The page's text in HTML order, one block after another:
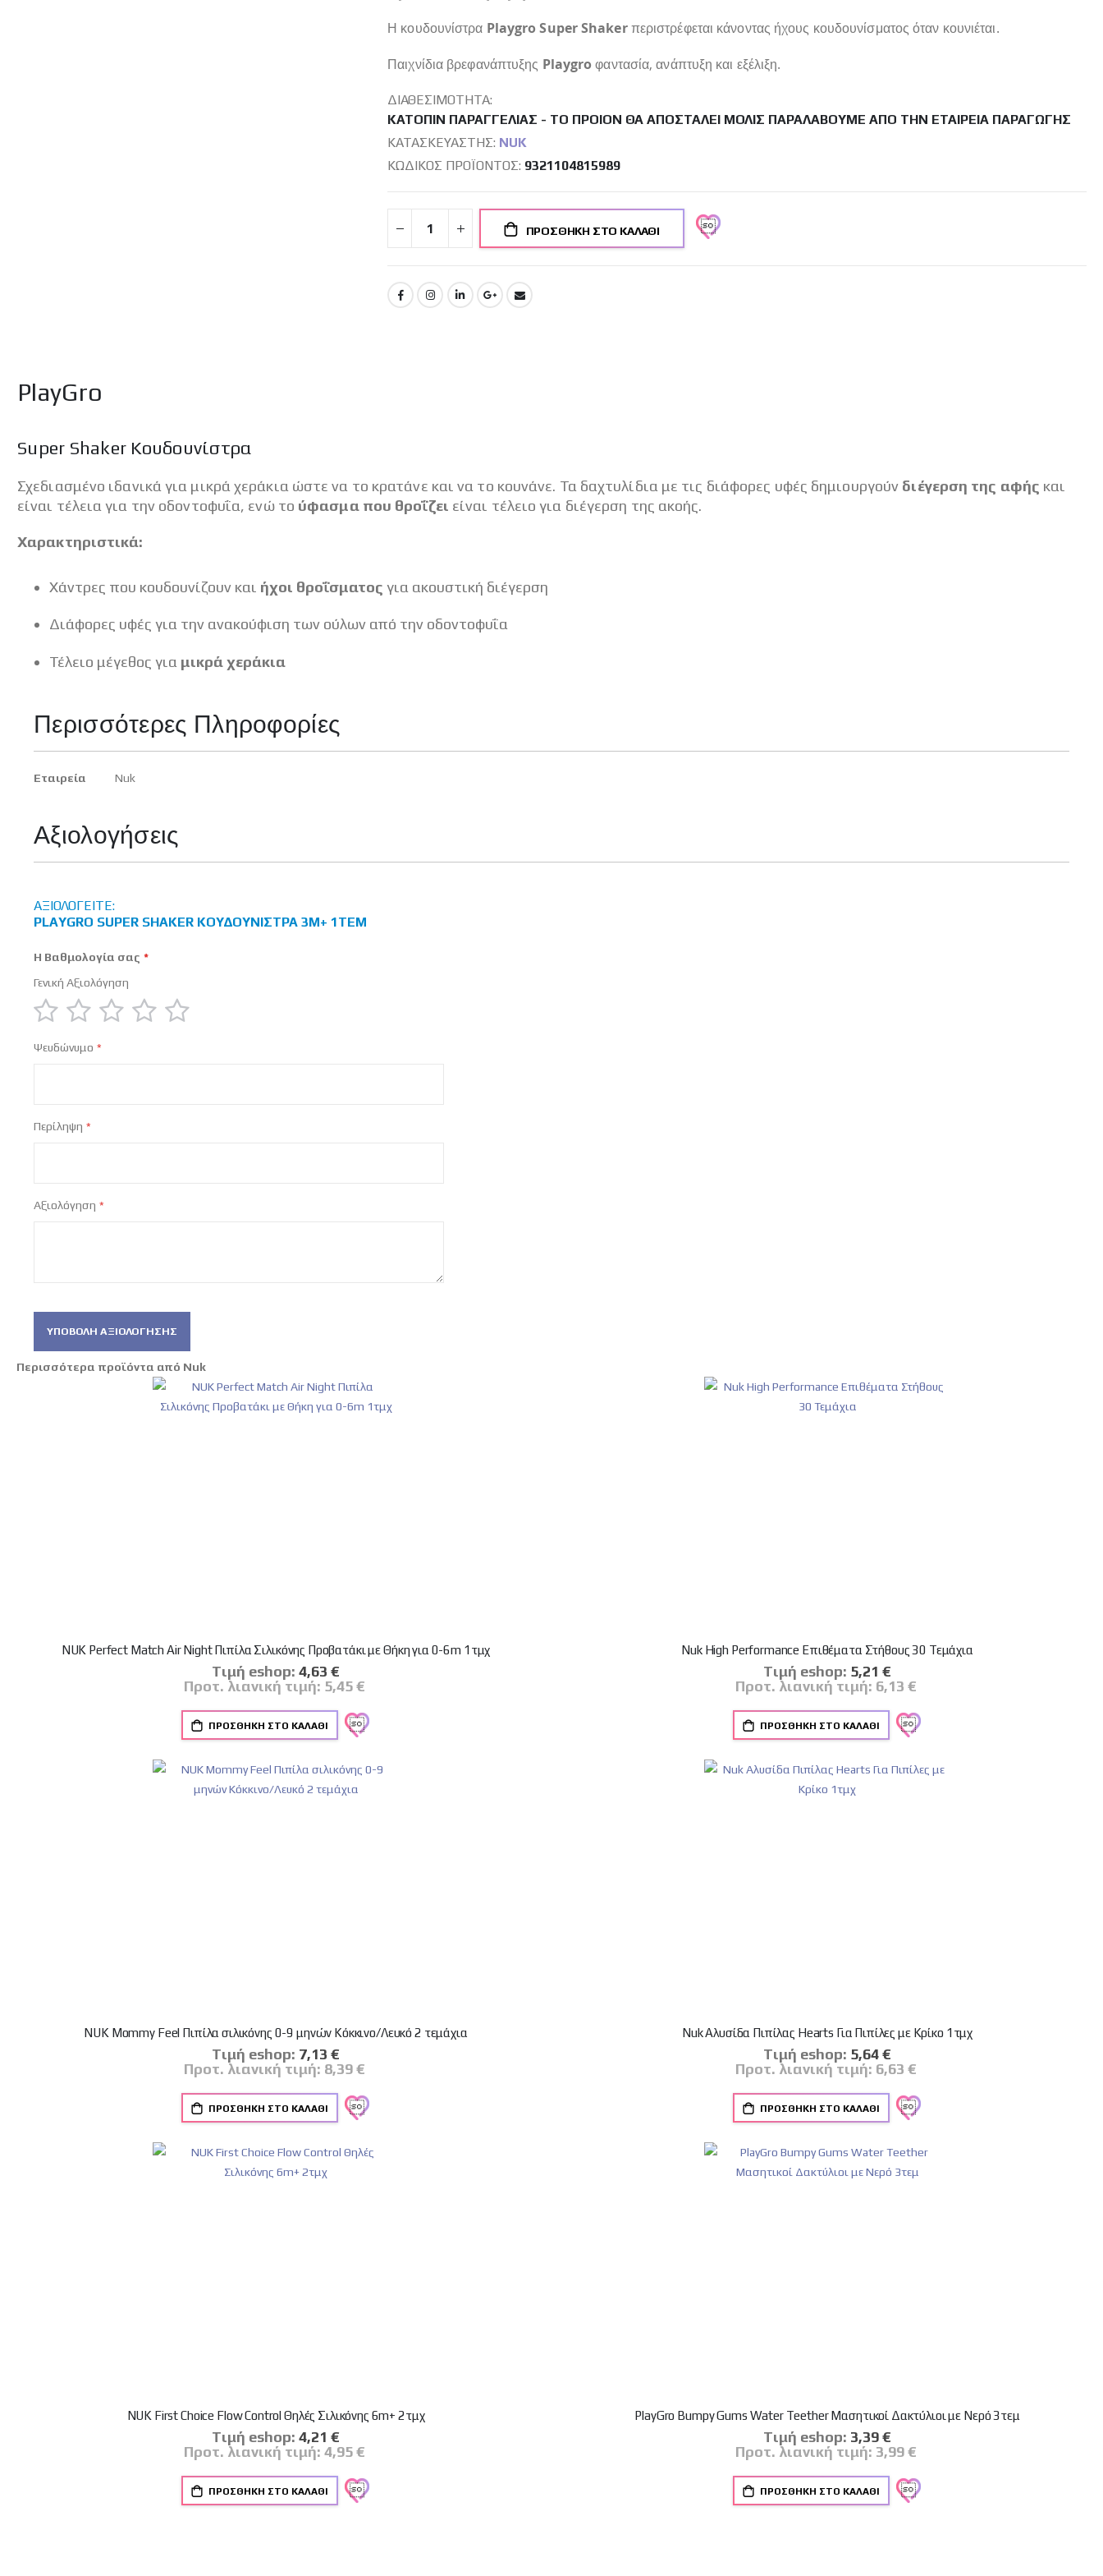
Η κουδουνίστρα Playgro Super Shakerπεριστρέφεται κάνοντας ήχους κουδουνίσματος όταν κουνιέται.
Παιχνίδια βρεφανάπτυξης Playgro φαντασία, ανάπτυξη και εξέλιξη.
ΔΙΑΘΕΣΙΜΌΤΗΤΑ:
ΚΑΤΌΠΙΝ ΠΑΡΑΓΓΕΛΊΑΣ - ΤΟ ΠΡΟΙΌΝ ΘΑ ΑΠΟΣΤΑΛΕΊ ΜΌΛΙΣ ΠΑΡΑΛΆΒΟΥΜΕ ΑΠΌ ΤΗΝ ΕΤΑΙΡΕΊΑ ΠΑΡΑΓΩΓΉΣ
ΚΑΤΑΣΚΕΥΑΣΤΉΣ: NUK
ΚΩΔΙΚΌΣ ΠΡΟΪΌΝΤΟΣ 9321104815989
ΠΡΟΣΘΉΚΗ ΣΤΟ ΚΑΛΆΘΙ
PlayGro
Super Shaker Κουδουνίστρα
Σχεδιασμένο ιδανικά για μικρά χεράκια ώστε να το κρατάνε και να το κουνάνε. Τα δαχτυλίδια με τις διάφορες υφές δημιουργούν διέγερση της αφής και
είναι τέλεια για την οδοντοφυΐα, ενώ το ύφασμα που θροΐζει είναι τέλειο για διέγερση της ακοής.
Χαρακτηριστικά:
Χάντρες που κουδουνίζουν και ήχοι θροΐσματος για ακουστική διέγερση
Διάφορες υφές για την ανακούφιση των ούλων από την οδοντοφυΐα
Τέλειο μέγεθος για μικρά χεράκια
Περισσότερες Πληροφορίες
Περισσότερες
Εταιρεία Nuk
Αξιολογήσεις
ΑΞΙΟΛΟΓΕΊΤΕ:
PLAYGRO SUPER SHAKER ΚΟΥΔΟΥΝΊΣΤΡΑ 3M+ 1ΤΕΜ
Η Βαθμολογία σας
Γενική Αξιολόγηση
star
stars
stars
stars
stars
Ψευδώνυμο
Περίληψη
Αξιολόγηση
ΥΠΟΒΟΛΉ ΑΞΙΟΛΌΓΗΣΗΣ
Περισσότερα προϊόντα από Nuk
NUK Perfect Match Air Night Πιπίλα Σιλικόνης Προβατάκι με Θήκη για 0-6m 1τμχ
Tιμή eshop: Ειδική
Τιμή
4,63 €
Προτ. λιανική τιμή: 5,45 €
ΠΡΟΣΘΉΚΗ ΣΤΟ ΚΑΛΆΘΙ
Nuk High Performance Επιθέματα Στήθους 30 Τεμάχια
Tιμή eshop: Ειδική
Τιμή
5,21 €
Προτ. λιανική τιμή: 6,13 €
ΠΡΟΣΘΉΚΗ ΣΤΟ ΚΑΛΆΘΙ
NUK Mommy Feel Πιπίλα σιλικόνης 0-9 μηνών Κόκκινο/Λευκό 2 τεμάχια
Tιμή eshop: Ειδική
Τιμή
7,13 €
Προτ. λιανική τιμή: 8,39 €
ΠΡΟΣΘΉΚΗ ΣΤΟ ΚΑΛΆΘΙ
Nuk Αλυσίδα Πιπίλας Hearts Για Πιπίλες με Κρίκο 1τμχ
Tιμή eshop: Ειδική
Τιμή
5,64 €
Προτ. λιανική τιμή: 6,63 €
ΠΡΟΣΘΉΚΗ ΣΤΟ ΚΑΛΆΘΙ
NUK First Choice Flow Control Θηλές Σιλικόνης 6m+ 2τμχ
Tιμή eshop: Ειδική
Τιμή
4,21 €
Προτ. λιανική τιμή: 4,95 €
ΠΡΟΣΘΉΚΗ ΣΤΟ ΚΑΛΆΘΙ
PlayGro Bumpy Gums Water Teether Μασητικοί Δακτύλιοι με Νερό 3τεμ
Tιμή eshop: Ειδική
Τιμή
3,39 €
Προτ. λιανική τιμή: 3,99 €
ΠΡΟΣΘΉΚΗ ΣΤΟ ΚΑΛΆΘΙ